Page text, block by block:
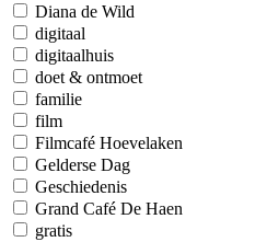
Diana de Wild
digitaal
digitaalhuis
doet & ontmoet
familie
film
Filmcafé Hoevelaken
Gelderse Dag
Geschiedenis
Grand Café De Haen
gratis